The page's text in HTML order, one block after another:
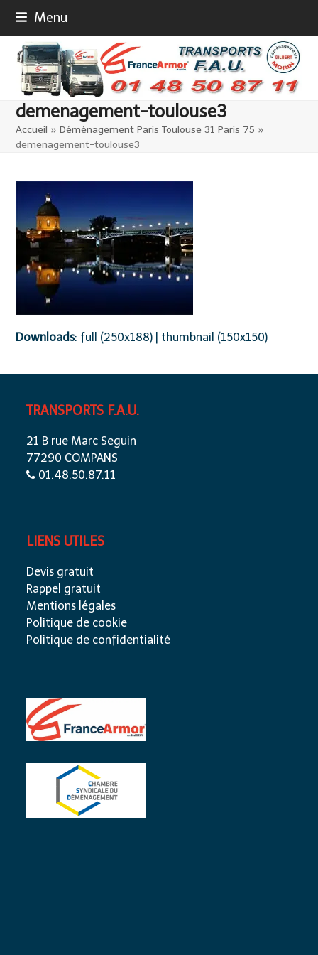
content
Menu
demenagement-toulouse3
Accueil »Déménagement Paris Toulouse 31 Paris 75 »
demenagement-toulouse3
Downloads: full (250x188) thumbnail (150x150)
TRANSPORTS F.A.U.
21 B rue Marc Seguin
77290 COMPANS
01.48.50.87.11
LIENS UTILES
Devis gratuit
Rappel gratuit
Mentions légales
Politique de cookie
Politique de confidentialité